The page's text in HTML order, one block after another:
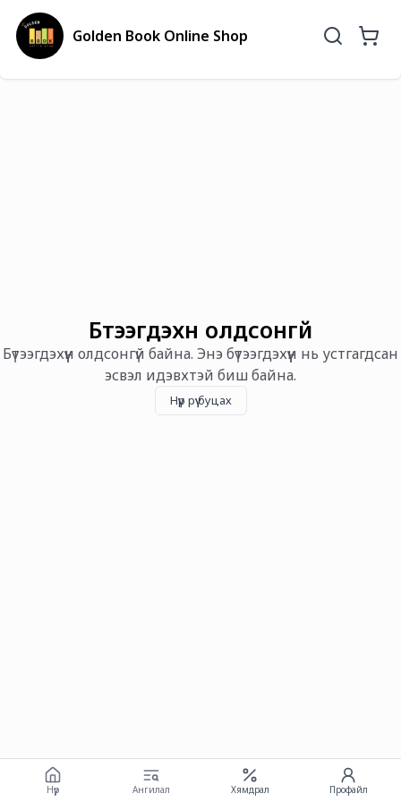
Golden Book Online Shop
Бүтээгдэхүүн олдсонгүй
Бүтээгдэхүүн олдсонгүй байна. Энэ бүтээгдэхүүн нь устгагдсан
эсвэл идэвхтэй биш байна.
Нүүр рүү буцах
Нүүр Ангилал Хямдрал Профайл